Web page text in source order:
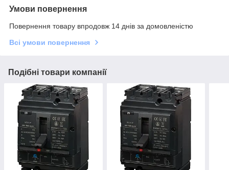
Умови повернення
Повернення товару впродовж 14 днів за домовленістю
Всі умови повернення
Подібні товари компанії